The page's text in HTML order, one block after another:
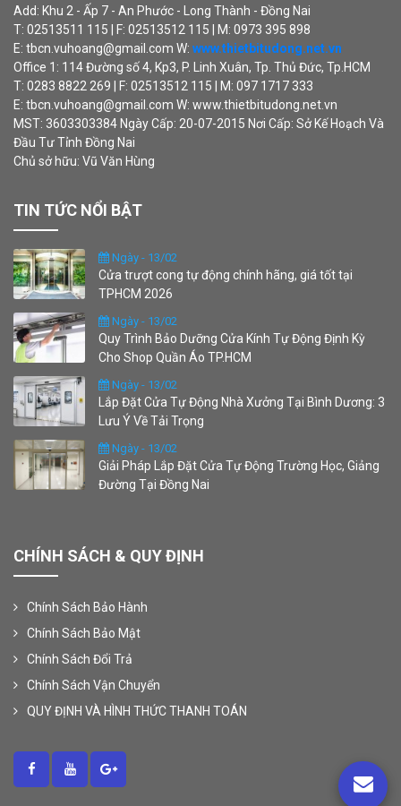
Add: Khu 2 - Ấp 7 - An Phước - Long Thành - Đồng Nai
T: 02513511 115 | F: 02513512 115 | M: 0973 395 898
E: tbcn.vuhoang@gmail.com W: www.thietbitudong.net.vn
Office 1: 114 Đường số 4, Kp3, P. Linh Xuân, Tp. Thủ Đức, Tp.HCM
T: 0283 8822 269 | F: 02513512 115 | M: 097 1717 333
E: tbcn.vuhoang@gmail.com W: www.thietbitudong.net.vn
MST: 3603303384 Ngày Cấp: 20-07-2015 Nơi Cấp: Sở Kế Hoạch Và
Đầu Tư Tỉnh Đồng Nai
Chủ sở hữu: Vũ Văn Hùng
TIN TỨC NỔI BẬT
Ngày - 13/02
Cửa trượt cong tự động chính hãng, giá tốt tại
TPHCM 2026
Ngày - 13/02
Quy Trình Bảo Dưỡng Cửa Kính Tự Động Định Kỳ
Cho Shop Quần Áo TP.HCM
Ngày - 13/02
Lắp Đặt Cửa Tự Động Nhà Xưởng Tại Bình Dương: 3
Lưu Ý Về Tải Trọng
Ngày - 13/02
Giải Pháp Lắp Đặt Cửa Tự Động Trường Học, Giảng
Đường Tại Đồng Nai
CHÍNH SÁCH & QUY ĐỊNH
Chính Sách Bảo Hành
Chính Sách Bảo Mật
Chính Sách Đổi Trả
Chính Sách Vận Chuyển
QUY ĐỊNH VÀ HÌNH THỨC THANH TOÁN